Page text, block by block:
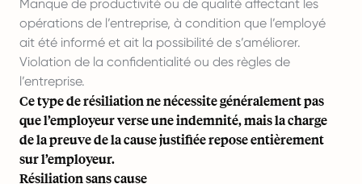
Manque de productivité ou de qualité affectant les
opérations de l’entreprise, à condition que l’employé
ait été informé et ait la possibilité de s’améliorer.
Violation de la confidentialité ou des règles de
l’entreprise.
Ce type de résiliation ne nécessite généralement pas
que l’employeur verse une indemnité, mais la charge
de la preuve de la cause justifiée repose entièrement
sur l’employeur.
Résiliation sans cause